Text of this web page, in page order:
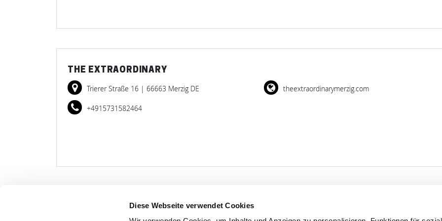
Diese Webseite verwendet Cookies
THE EXTRAORDINARY
Trierer Straße 16 | 66663 Merzig DE
+4915731582464
theextraordinarymerzig.com